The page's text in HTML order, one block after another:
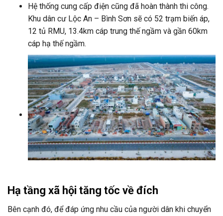
Hệ thống cung cấp điện cũng đã hoàn thành thi công.
Khu dân cư Lộc An – Bình Sơn sẽ có 52 trạm biến áp,
12 tủ RMU, 13.4km cáp trung thế ngầm và gần 60km
cáp hạ thế ngầm.
Hạ tầng xã hội tăng tốc về đích
Bên cạnh đó, để đáp ứng nhu cầu của người dân khi chuyển